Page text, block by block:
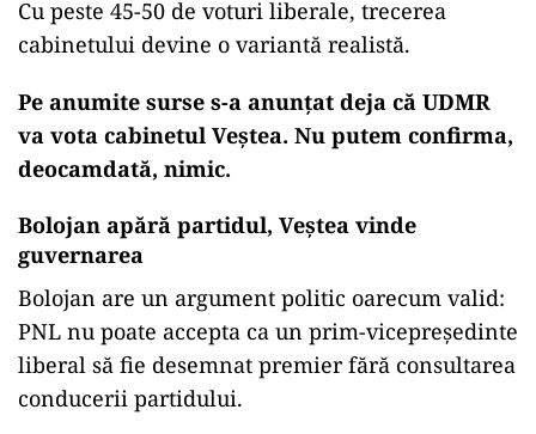
Cu peste 45-50 de voturi liberale, trecerea
cabinetului devine o variantă realistă.
Pe anumite surse s-a anunțat deja că UDMR
va vota cabinetul Veștea. Nu putem confirma,
deocamdată, nimic.
Bolojan apără partidul, Veștea vinde
guvernarea
Bolojan are un argument politic oarecum valid:
PNL nu poate accepta ca un prim-vicepreședinte
liberal să fie desemnat premier fără consultarea
conducerii partidului.